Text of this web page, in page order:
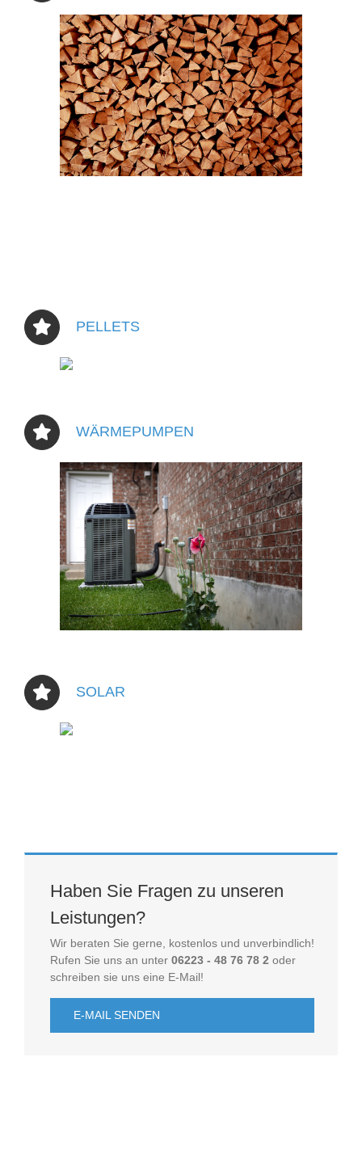
PELLETS
WÄRMEPUMPEN
SOLAR
Haben Sie Fragen zu unseren
Leistungen?
Wir beraten Sie gerne, kostenlos und unverbindlich!
Rufen Sie uns an unter 06223 - 48 76 78 2 oder
schreiben sie uns eine E-Mail!
E-MAIL SENDEN